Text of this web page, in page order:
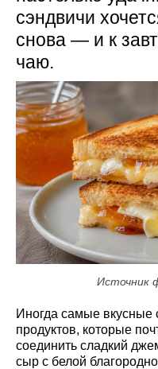
сэндвичи
снова — и к
чаю.
Источник
Иногда самые вкусные
продуктов, которые
соединить сладкий
сыр с белой